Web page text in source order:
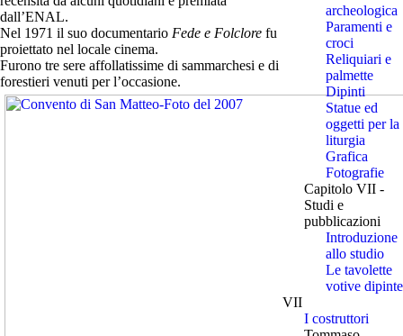
dall’ENAL.
Nel 1971 il suo documentario Fede e Folclore fu
proiettato nel locale cinema.
Furono tre sere affollatissime di sammarchesi e di
forestieri venuti per l’occasione.
archeologica
Paramenti e
croci
Reliquiari e
palmette
Dipinti
Statue ed
oggetti per la
liturgia
Grafica
Fotografie
Capitolo VII -
Studi e
pubblicazioni
Introduzione
allo studio
Le tavolette
votive dipinte
VII
I costruttori